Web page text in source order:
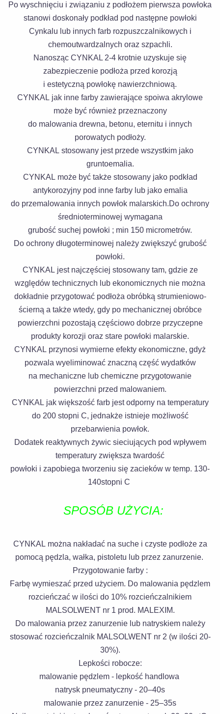
Po wyschnięciu i związaniu z podłożem pierwsza powłoka
stanowi doskonały podkład pod następne powłoki
Cynkalu lub innych farb rozpuszczalnikowych i
chemoutwardzalnych oraz szpachli.
Nanosząc CYNKAL 2-4 krotnie uzyskuje się
zabezpieczenie podłoża przed korozją
i estetyczną powłokę nawierzchniową.
CYNKAL jak inne farby zawierające spoiwa akrylowe
może być również przeznaczony
do malowania drewna, betonu, eternitu i innych
porowatych podłoży.
CYNKAL stosowany jest przede wszystkim jako
gruntoemalia.
CYNKAL może być także stosowany jako podkład
antykorozyjny pod inne farby lub jako emalia
do przemalowania innych powłok malarskich.Do ochrony
średnioterminowej wymagana
grubość suchej powłoki ; min 150 micrometrów.
Do ochrony długoterminowej należy zwiększyć grubość
powłoki.
CYNKAL jest najczęściej stosowany tam, gdzie ze
względów technicznych lub ekonomicznych nie można
dokładnie przygotować podłoża obróbką strumieniowo-
ścierną a także wtedy, gdy po mechanicznej obróbce
powierzchni pozostają częściowo dobrze przyczepne
produkty korozji oraz stare powłoki malarskie.
CYNKAL przynosi wymierne efekty ekonomiczne, gdyż
pozwala wyeliminować znaczną część wydatków
na mechaniczne lub chemiczne przygotowanie
powierzchni przed malowaniem.
CYNKAL jak większość farb jest odporny na temperatury
do 200 stopni C, jednakże istnieje możliwość
przebarwienia powłok.
Dodatek reaktywnych żywic sieciujących pod wpływem
temperatury zwiększa twardość
powłoki i zapobiega tworzeniu się zacieków w temp. 130-
140stopni C
SPOSÓB UŻYCIA:
CYNKAL można nakładać na suche i czyste podłoże za
pomocą pędzla, wałka, pistoletu lub przez zanurzenie.
Przygotowanie farby :
Farbę wymieszać przed użyciem. Do malowania pędzlem
rozcieńczać w ilości do 10% rozcieńczalnikiem
MALSOLWENT nr 1 prod. MALEXIM.
Do malowania przez zanurzenie lub natryskiem należy
stosować rozcieńczalnik MALSOLWENT nr 2 (w ilości 20-
30%).
Lepkości robocze:
malowanie pędzlem - lepkość handlowa
natrysk pneumatyczny - 20–40s
malowanie przez zanurzenie - 25–35s